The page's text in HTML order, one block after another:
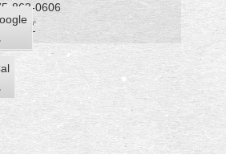
863-0606
マップ福
田
美
術